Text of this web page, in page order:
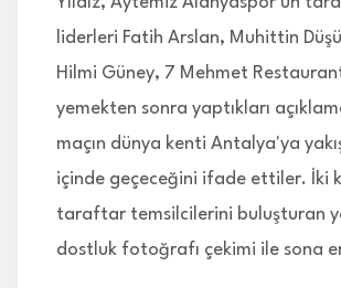
liderleri Fatih Arslan, Muhittin
Hilmi Güney, 7 Mehmet
yemekten sonra yaptıkları
maçın dünya kenti Antalya'ya
içinde geçeceğini ifade ettiler. İki
taraftar temsilcilerini buluşturan
dostluk fotoğrafı çekimi ile sona